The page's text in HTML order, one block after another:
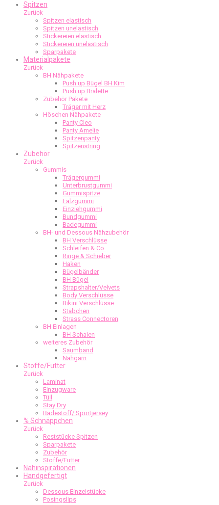
Spitzen
Zurück
Spitzen elastisch
Spitzen unelastisch
Stickereien elastisch
Stickereien unelastisch
Sparpakete
Materialpakete
Zurück
BH Nähpakete
Push up Bügel BH Kim
Push up Bralette
Zubehör Pakete
Träger mit Herz
Höschen Nähpakete
Panty Cleo
Panty Amelie
Spitzenpanty
Spitzenstring
Zubehör
Zurück
Gummis
Trägergummi
Unterbrustgummi
Gummispitze
Falzgummi
Einziehgummi
Bundgummi
Badegummi
BH- und Dessous Nähzubehör
BH Verschlüsse
Schleifen & Co.
Ringe & Schieber
Haken
Bügelbänder
BH Bügel
Strapshalter/Velvets
Body Verschlüsse
Bikini Verschlüsse
Stäbchen
Strass Connectoren
BH Einlagen
BH Schalen
weiteres Zubehör
Saumband
Nähgarn
Stoffe/Futter
Zurück
Laminat
Einzugware
Tüll
Stay Dry
Badestoff/ Sportjersey
% Schnäppchen
Zurück
Reststücke Spitzen
Sparpakete
Zubehör
Stoffe/Futter
Nähinspirationen
Handgefertigt
Zurück
Dessous Einzelstücke
Posingslips